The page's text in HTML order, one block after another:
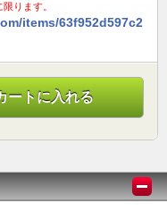
ります。
items/63f952d597c2
ートに入れる